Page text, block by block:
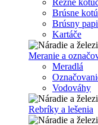
Rezné
Brúsne
Brúsny
Kartáče
Meranie a
Meradlá
Vodováhy
Rebríky a lešenia